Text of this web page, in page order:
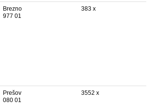
Brezno
977 01
383 x
Prešov
080 01
3552 x